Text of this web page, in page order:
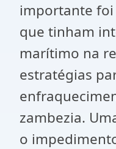
importante foi
que tinham
marítimo na
estratégias
zambezia.
o